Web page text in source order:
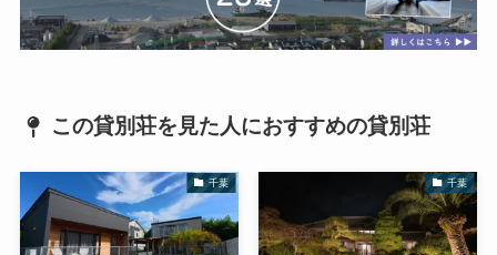
この貸別荘を見た人におすすめの貸別荘
千葉 千葉